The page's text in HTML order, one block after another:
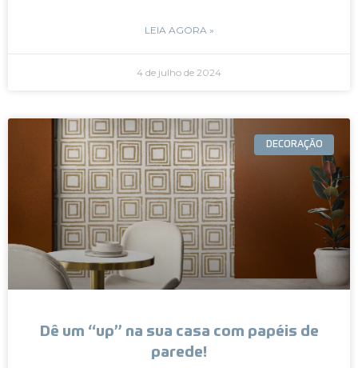
LEIA AGORA »
4 de julho de 2024
DECORAÇÃO
Dê um “up” na sua casa com papéis de
parede!